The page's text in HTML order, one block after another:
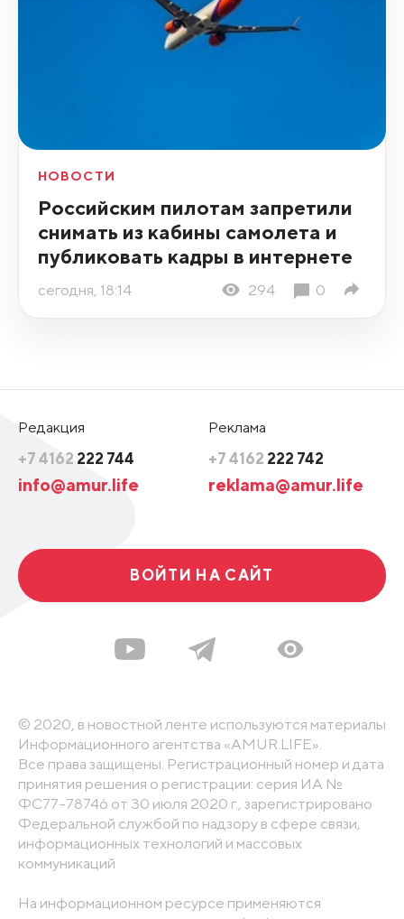
НОВОСТИ
Российским пилотам запретили
снимать из кабины самолета и
публиковать кадры в интернете
сегодня, 18:14 294 0
Редакция
+7 4162 222 744
info@amur.life
Реклама
+7 4162 222 742
reklama@amur.life
ВОЙТИ НА САЙТ
© 2020, в новостной ленте используются материалы
Информационного агентства «AMUR.LIFE».
Все права защищены. Регистрационный номер и дата
принятия решения о регистрации: серия ИА №
ФС77-78746 от 30 июля 2020 г., зарегистрировано
Федеральной службой по надзору в сфере связи,
информационных технологий и массовых
коммуникаций
На информационном ресурсе применяются